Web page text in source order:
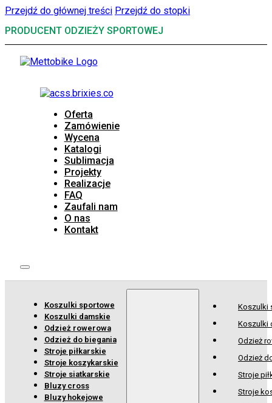
Przejdź do głównej treści Przejdź do stopki
PRODUCENT ODZIEŻY SPORTOWEJ
Oferta
Zamówienie
Wycena
Katalogi
Sublimacja
Projekty
Realizacje
FAQ
Zaufali nam
O nas
Kontakt
Koszulki sportowe
Koszulki damskie
Odzież rowerowa
Odzież do biegania
Stroje piłkarskie
Stroje koszykarskie
Stroje siatkarskie
Bluzy cross
Bluzy hokejowe
Koszulki
Koszulki
Odzież
Odzież
Stroje
Stroje